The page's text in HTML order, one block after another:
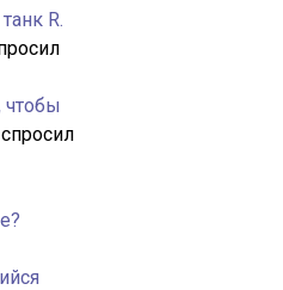
R.
чтобы
спросил